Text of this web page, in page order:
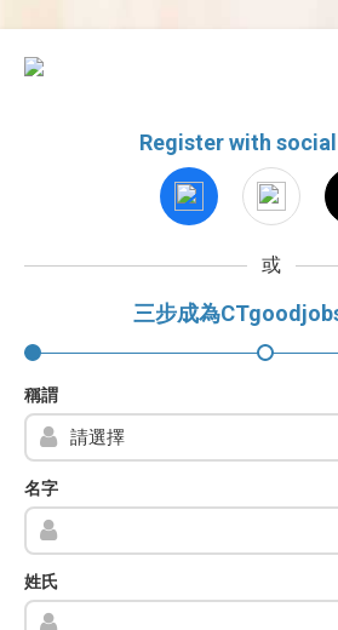
Register with
或
三步成為
稱謂
名字
姓氏